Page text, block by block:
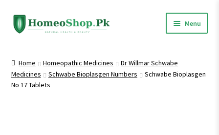
Skip
to
Skip
to
Menu
Shop All
Home Homeopathic Medicines
Dr Willmar Schwabe
Medicines
Schwabe Bioplasgen Numbers
Schwabe Bioplasgen
No 17 Tablets